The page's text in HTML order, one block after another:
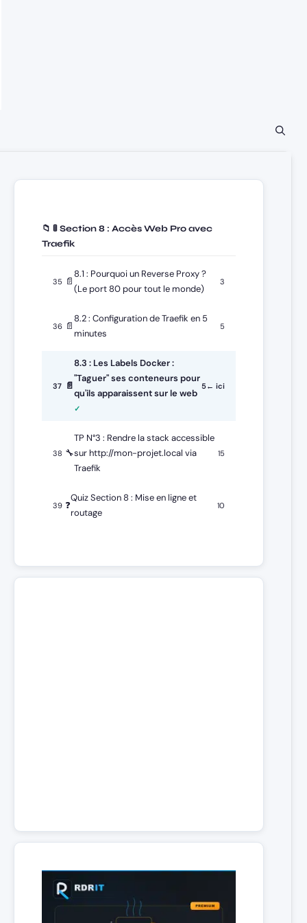
📁 🚦 Section 8 : Accès Web Pro avec
Traefik
35 📄
8.1 : Pourquoi un Reverse Proxy ?
(Le port 80 pour tout le monde)
3
36 📄
8.2 : Configuration de Traefik en 5
minutes
5
37 📄
8.3 : Les Labels Docker :
"Taguer" ses conteneurs pour
qu'ils apparaissent sur le web
5← ici
38 🔧
TP N°3 : Rendre la stack accessible
sur http://mon-projet.local via
Traefik
15
39 ❓
Quiz Section 8 : Mise en ligne et
routage
10